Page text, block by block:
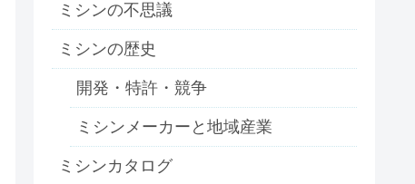
ミシンの不思議
ミシンの歴史
開発・特許・競争
ミシンメーカーと地域産業
ミシンカタログ